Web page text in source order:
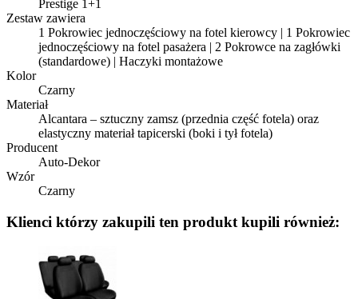
Prestige 1+1
Zestaw zawiera
1 Pokrowiec jednoczęściowy na fotel kierowcy | 1 Pokrowiec
jednoczęściowy na fotel pasażera | 2 Pokrowce na zagłówki
(standardowe) | Haczyki montażowe
Kolor
Czarny
Materiał
Alcantara – sztuczny zamsz (przednia część fotela) oraz
elastyczny materiał tapicerski (boki i tył fotela)
Producent
Auto-Dekor
Wzór
Czarny
Klienci którzy zakupili ten produkt kupili również: